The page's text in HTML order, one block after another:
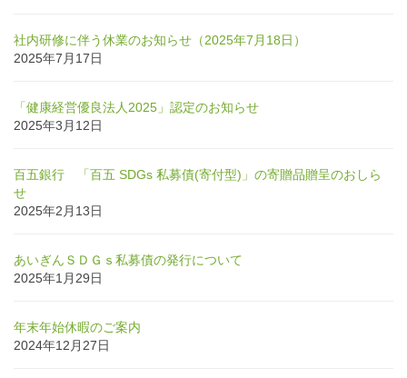
社内研修に伴う休業のお知らせ（2025年7月18日）
2025年7月17日
「健康経営優良法人2025」認定のお知らせ
2025年3月12日
百五銀行 「百五 SDGs 私募債(寄付型)」の寄贈品贈呈のおしら
せ
2025年2月13日
あいぎんＳＤＧｓ私募債の発行について
2025年1月29日
年末年始休暇のご案内
2024年12月27日